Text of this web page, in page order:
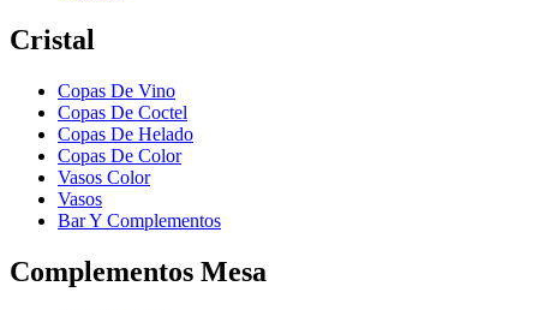
Cristal
Copas De Vino
Copas De Coctel
Copas De Helado
Copas De Color
Vasos Color
Vasos
Bar Y Complementos
Complementos Mesa